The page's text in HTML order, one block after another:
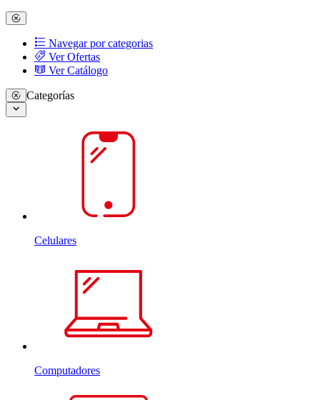
Navegar por categorias
Ver Ofertas
Ver Catálogo
Categorías
Celulares
Computadores